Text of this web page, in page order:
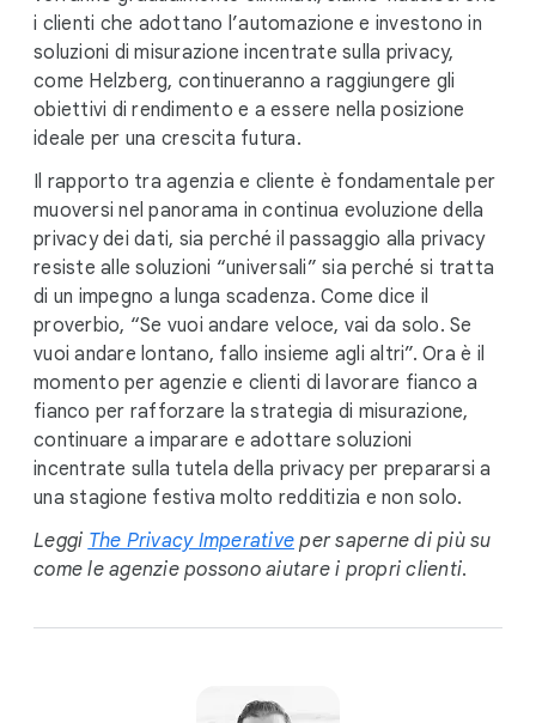
i clienti che adottano l’automazione e investono in
soluzioni di misurazione incentrate sulla privacy,
come Helzberg, continueranno a raggiungere gli
obiettivi di rendimento e a essere nella posizione
ideale per una crescita futura.
Il rapporto tra agenzia e cliente è fondamentale per
muoversi nel panorama in continua evoluzione della
privacy dei dati, sia perché il passaggio alla privacy
resiste alle soluzioni “universali” sia perché si tratta
di un impegno a lunga scadenza. Come dice il
proverbio, “Se vuoi andare veloce, vai da solo. Se
vuoi andare lontano, fallo insieme agli altri”. Ora è il
momento per agenzie e clienti di lavorare fianco a
fianco per rafforzare la strategia di misurazione,
continuare a imparare e adottare soluzioni
incentrate sulla tutela della privacy per prepararsi a
una stagione festiva molto redditizia e non solo.
Leggi The Privacy Imperative per saperne di più su
come le agenzie possono aiutare i propri clienti.